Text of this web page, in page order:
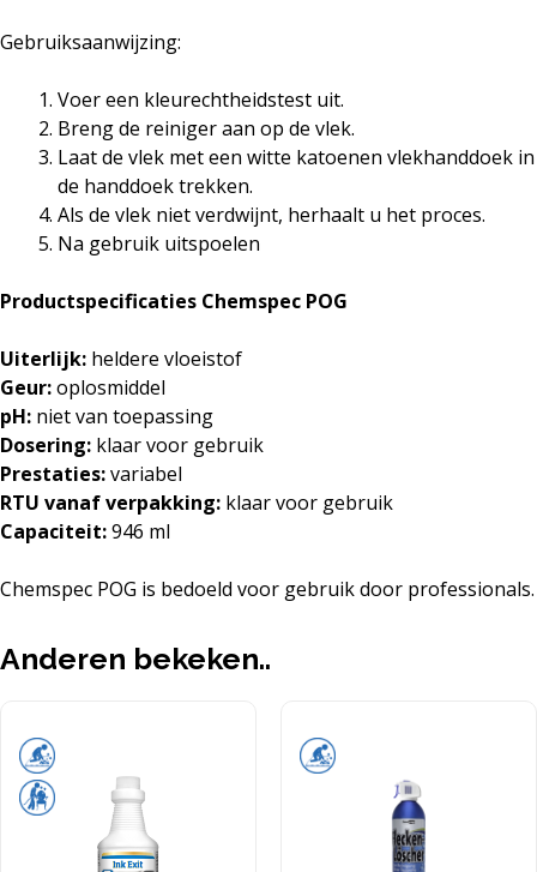
Gebruiksaanwijzing:
Voer een kleurechtheidstest uit.
Breng de reiniger aan op de vlek.
Laat de vlek met een witte katoenen vlekhanddoek in
de handdoek trekken.
Als de vlek niet verdwijnt, herhaalt u het proces.
Na gebruik uitspoelen
Productspecificaties Chemspec POG
Uiterlijk: heldere vloeistof
Geur:oplosmiddel
pH: niet van toepassing
Dosering: klaar voor gebruik
Prestaties:variabel
RTU vanaf verpakking: klaar voor gebruik
Capaciteit:946 ml
Chemspec POG is bedoeld voor gebruik door professionals.
Anderen bekeken..